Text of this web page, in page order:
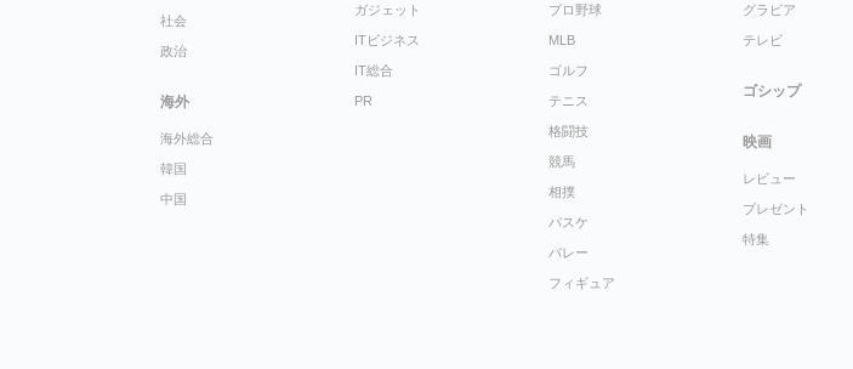
社会
政治
海外
海外総合
韓国
中国
ガジェット
ITビジネス
IT総合
PR
プロ野球
MLB
ゴルフ
テニス
格闘技
競馬
相撲
バスケ
バレー
フィギュア
グラビア
テレビ
ゴシップ
映画
レビュー
プレゼント
特集